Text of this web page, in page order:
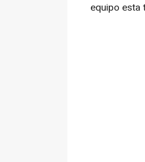
equipo esta